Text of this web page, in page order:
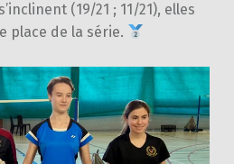
(19/21 ; 11/21), elles
place de la série.